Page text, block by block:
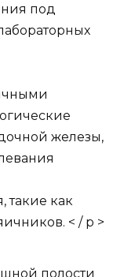
под
железы,
такие как
< / p >
полости